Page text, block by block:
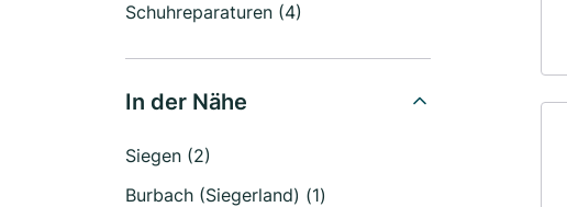
Schuhreparaturen (4)
In der Nähe
Siegen (2)
Burbach (Siegerland) (1)